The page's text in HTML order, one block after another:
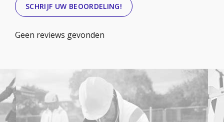
SCHRIJF UW BEOORDELING!
Geen reviews gevonden